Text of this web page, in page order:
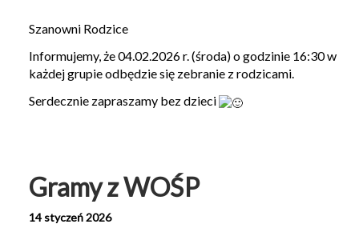
Szanowni Rodzice
Informujemy, że 04.02.2026 r. (środa) o godzinie 16:30 w
każdej grupie odbędzie się zebranie z rodzicami.
Serdecznie zapraszamy bez dzieci
Gramy z WOŚP
14 styczeń 2026